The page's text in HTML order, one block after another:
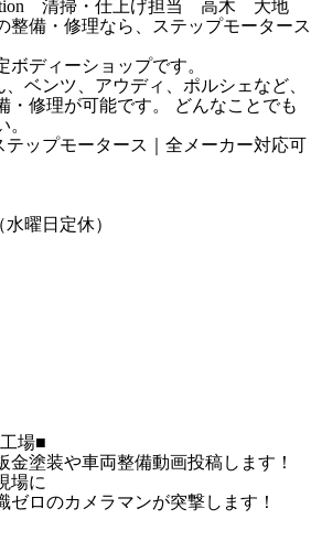
清掃・仕上げ担当 高木 大地
整備・修理なら、ステップモータース
ディーショップです。
ベンツ、アウディ、ポルシェなど、
・修理が可能です。 どんなことでも
テップモータース｜全メーカー対応可
曜日定休）
場■
金塗装や車両整備動画投稿します！
場に
ゼロのカメラマンが突撃します！